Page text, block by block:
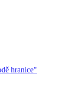
hranice"